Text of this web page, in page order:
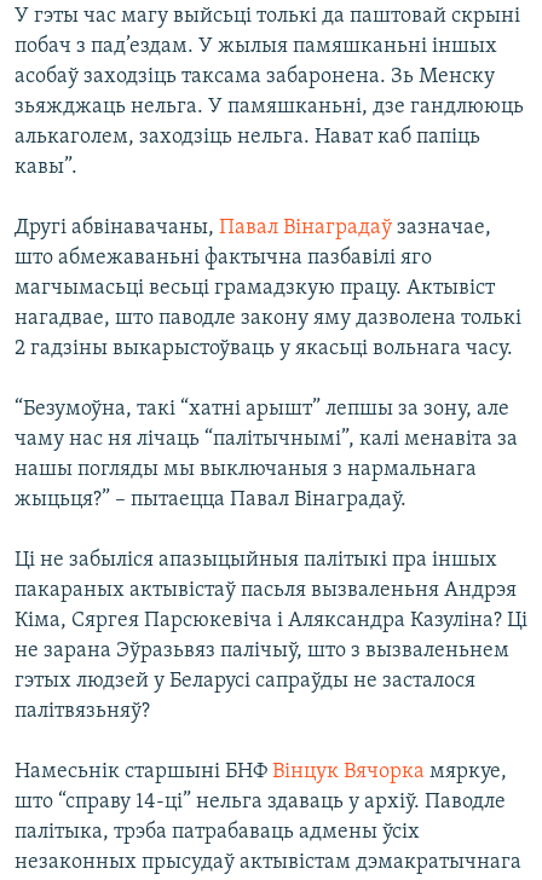
У гэты час магу выйсьці толькі да паштовай скрыні
побач з пад’ездам. У жылыя памяшканьні іншых
асобаў заходзіць таксама забаронена. Зь Менску
зьяжджаць нельга. У памяшканьні, дзе гандлююць
алькаголем, заходзіць нельга. Нават каб папіць
кавы”.
Другі абвінавачаны, Павал Вінаградаў зазначае,
што абмежаваньні фактычна пазбавілі яго
магчымасьці весьці грамадзкую працу. Актывіст
нагадвае, што паводле закону яму дазволена толькі
2 гадзіны выкарыстоўваць у якасьці вольнага часу.
“Безумоўна, такі “хатні арышт” лепшы за зону, але
чаму нас ня лічаць “палітычнымі”, калі менавіта за
нашы погляды мы выключаныя з нармальнага
жыцьця?” – пытаецца Павал Вінаградаў.
Ці не забыліся апазыцыйныя палітыкі пра іншых
пакараных актывістаў пасьля вызваленьня Андрэя
Кіма, Сяргея Парсюкевіча і Аляксандра Казуліна? Ці
не зарана Эўразьвяз палічыў, што з вызваленьнем
гэтых людзей у Беларусі сапраўды не засталося
палітвязьняў?
Намесьнік старшыні БНФ Вінцук Вячорка мяркуе,
што “справу 14-ці” нельга здаваць у архіў. Паводле
палітыка, трэба патрабаваць адмены ўсіх
незаконных прысудаў актывістам дэмакратычнага